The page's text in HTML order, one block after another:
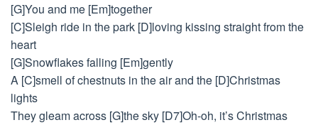
[G]You and me [Em]together
[C]Sleigh ride in the park [D]loving kissing straight from the
heart
[G]Snowflakes falling [Em]gently
A [C]smell of chestnuts in the air and the [D]Christmas
lights
They gleam across [G]the sky [D7]Oh-oh, it’s Christmas